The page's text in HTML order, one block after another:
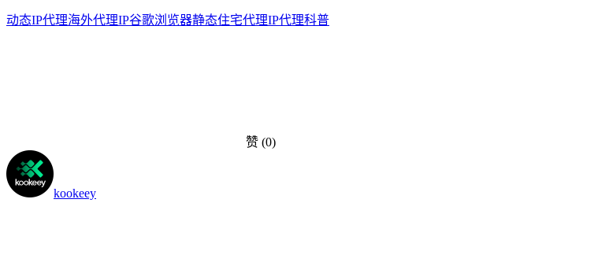
动态IP代理海外代理IP谷歌浏览器静态住宅代理IP代理科普
赞 (0)
kookeey